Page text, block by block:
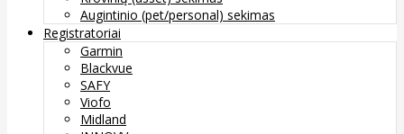
Augintinio (pet/personal) sekimas
Registratoriai
Garmin
Blackvue
SAFY
Viofo
Midland